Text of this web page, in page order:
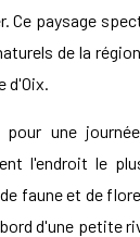
Ce paysage
de la
une
l'endroit le
faune et de
d'une petite